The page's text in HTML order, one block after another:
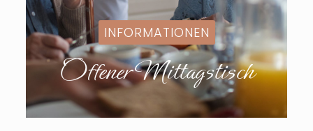
INFORMATIONEN
Offener Mittagstisch